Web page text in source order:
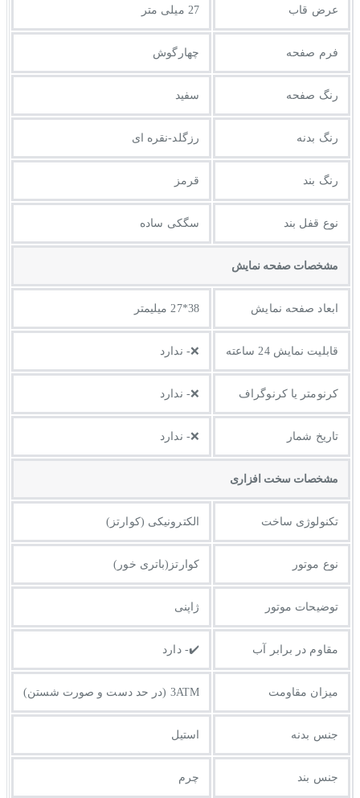
عرض قاب 27 میلی متر
فرم صفحه چهارگوش
رنگ صفحه سفید
رنگ بدنه رزگلد-نقره ای
رنگ بند قرمز
نوع قفل بند سگکی ساده
مشخصات صفحه نمايش
ابعاد صفحه نمایش 38*27 میلیمتر
قابلیت نمایش 24 ساعته ❌- ندارد
کرنومتر یا کرنوگراف ❌- ندارد
تاریخ شمار ❌- ندارد
مشخصات سخت افزاری
تکنولوژی ساخت الکترونیکی (کوارتز)
نوع موتور کوارتز(باتری خور)
توضیحات موتور ژاپنی
مقاوم در برابر آب ✔️- دارد
میزان مقاومت 3ATM (در حد دست و صورت شستن)
جنس بدنه استیل
جنس بند چرم